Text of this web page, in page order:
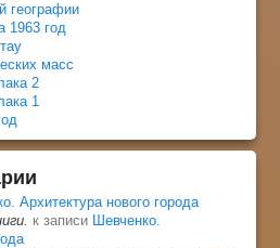
географии
1963 год
масс
2
1
Архитектура нового города
к записи Шевченко.